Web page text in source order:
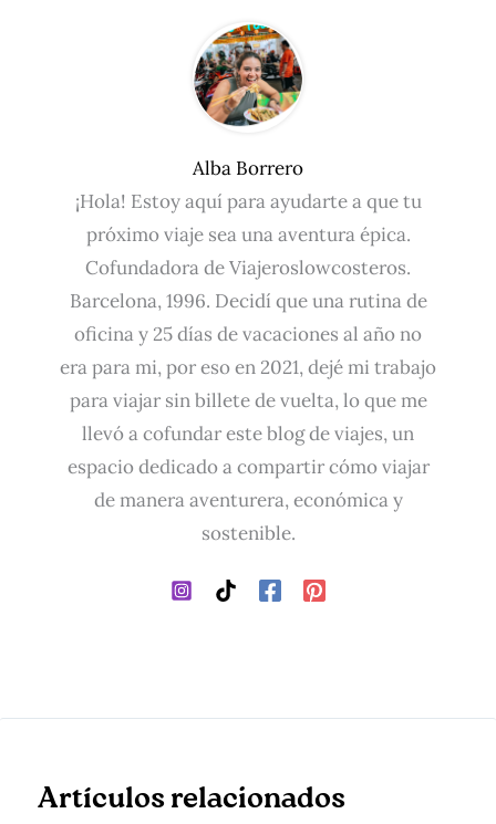
Alba Borrero
¡Hola! Estoy aquí para ayudarte a que tu
próximo viaje sea una aventura épica.
Cofundadora de Viajeroslowcosteros.
Barcelona, 1996. Decidí que una rutina de
oficina y 25 días de vacaciones al año no
era para mi, por eso en 2021, dejé mi trabajo
para viajar sin billete de vuelta, lo que me
llevó a cofundar este blog de viajes, un
espacio dedicado a compartir cómo viajar
de manera aventurera, económica y
sostenible.
Artículos relacionados